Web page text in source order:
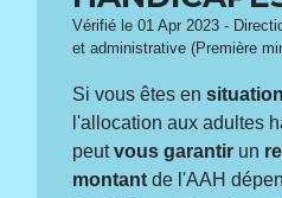
Vérifié le 01 Apr 2023 -
et administrative (Première
Si vous êtes en
l'allocation aux adultes
peutvous garantir un
montant de l'AAH